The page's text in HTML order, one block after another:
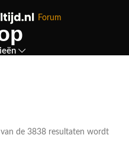
Forum
de 3838 resultaten wordt